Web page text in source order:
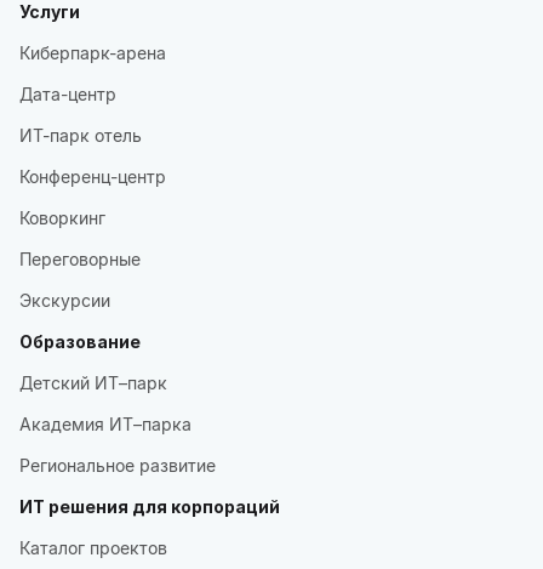
Услуги
Киберпарк-арена
Дата-центр
ИТ-парк отель
Конференц-центр
Коворкинг
Переговорные
Экскурсии
Образование
Детский ИТ–парк
Академия ИТ–парка
Региональное развитие
ИТ решения для корпораций
Каталог проектов